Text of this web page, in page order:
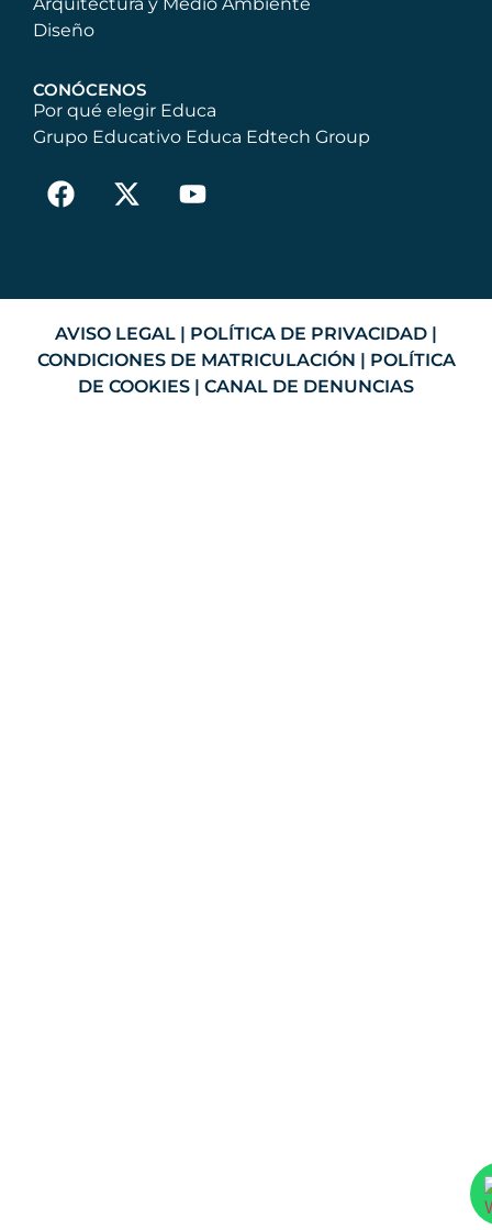
Diseño
CONÓCENOS
Por qué elegir Educa
Grupo Educativo Educa Edtech Group
AVISO LEGAL | POLÍTICA DE PRIVACIDAD |
CONDICIONES DE MATRICULACIÓN | POLÍTICA
DE COOKIES | CANAL DE DENUNCIAS